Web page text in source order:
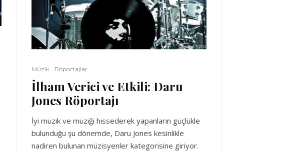
Müzik Röportajlar
İlham Verici ve Etkili: Daru
Jones Röportajı
İyi müzik ve müziği hissederek yapanların güçlükle
bulunduğu şu dönemde, Daru Jones kesinlikle
nadiren bulunan müzisyenler kategorisine giriyor.